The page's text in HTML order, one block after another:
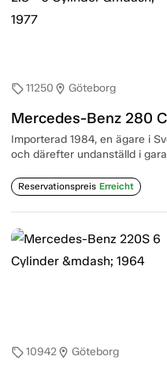
sell11250 location_on Göteborg
Mercedes-Benz 280
Importerad 1984, en ägare i
och därefter undanställd i
Reservationspreis Erreicht
sell10942location_on Göteborg